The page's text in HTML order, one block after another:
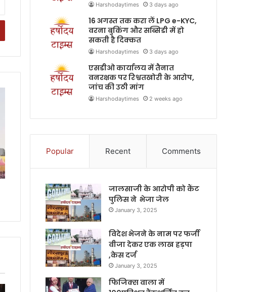
Harshodaytimes 3 days ago
16 अगस्त तक करा लें LPG e-KYC,
वरना बुकिंग और सब्सिडी में हो
सकती है दिक्कत
Harshodaytimes 3 days ago
एसडीओ कार्यालय में तैनात
वनरक्षक पर रिश्वतखोरी के आरोप,
जांच की उठी मांग
Harshodaytimes 2 weeks ago
Popular Recent Comments
जालसाजी के आरोपी को कैंट
पुलिस ने भेजा जेल
January 3, 2025
विदेश भेजने के नाम पर फर्जी
वीजा देकर एक लाख हड़पा
,केस दर्ज
January 3, 2025
फिजिक्स वाला में